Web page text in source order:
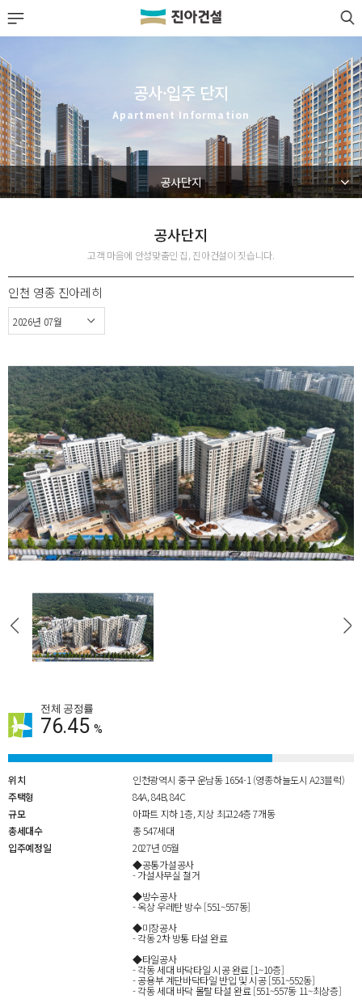
JOIN
회사소개
사업실적
분양정보
공사·입주 단지
입주가이드
입주예약
공사·입주 단지
Apartment Information
공사단지
공사단지
고객 마음에 안성맞춤인 집, 진아건설이 짓습니다.
인천 영종 진아레히
76.45 %
전체 공정률
위치
인천광역시 중구 운남동 1654-1 (영종하늘도시 A23블럭)
주택형
84A, 84B, 84C
규모
아파트 지하 1층, 지상 최고24층 7개동
총세대수
총 547세대
입주예정일
2027년 05월
◆공통가설공사
- 가설사무실 철거
◆방수공사
- 옥상 우레탄 방수 [551~557동]
◆미장공사
- 각동 2차 방통 타설 완료
◆타일공사
- 각동 세대 바닥타일 시공 완료 [1~10층]
- 공용부 계단바닥타일 반입 및 시공 [551~552동]
- 각동 세대 바닥 몰탈 타설 완료 [551~557동 11~최상층]